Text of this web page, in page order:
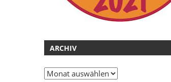
ARCHIV
Archiv